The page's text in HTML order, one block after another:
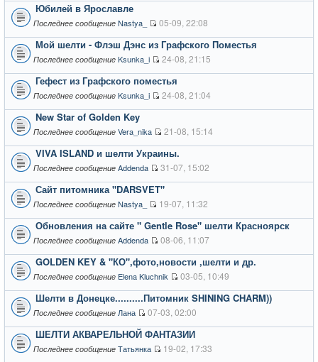
Юбилей в Ярославле
Последнее сообщение Nastya_ 05-09, 22:08
Мой шелти - Флэш Дэнс из Графского Поместья
Последнее сообщение Ksunka_i 24-08, 21:15
Гефест из Графского поместья
Последнее сообщение Ksunka_i 24-08, 21:04
New Star of Golden Key
Последнее сообщение Vera_nika 21-08, 15:14
VIVA ISLAND и шелти Украины.
Последнее сообщение Addenda 31-07, 15:02
Сайт питомника "DARSVET"
Последнее сообщение Nastya_ 19-07, 11:32
Обновления на сайте " Gentle Rose" шелти Красноярск
Последнее сообщение Addenda 08-06, 11:07
GOLDEN KEY & "КО",фото,новости ,шелти и др.
Последнее сообщение Elena Kluchnik 03-05, 10:49
Шелти в Донецке..........Питомник SHINING CHARM))
Последнее сообщение Лана 07-03, 02:00
ШЕЛТИ АКВАРЕЛЬНОЙ ФАНТАЗИИ
Последнее сообщение Татьянка 19-02, 17:33